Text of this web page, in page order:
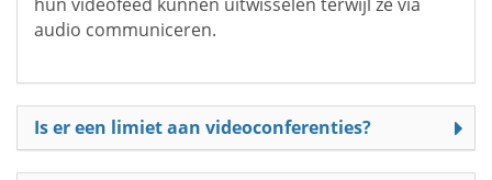
audio communiceren.
Is er een limiet aan videoconferenties?